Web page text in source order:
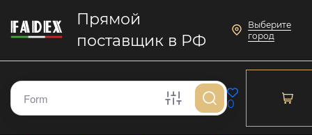
Прямой
поставщик в РФ
Выберите
город
0